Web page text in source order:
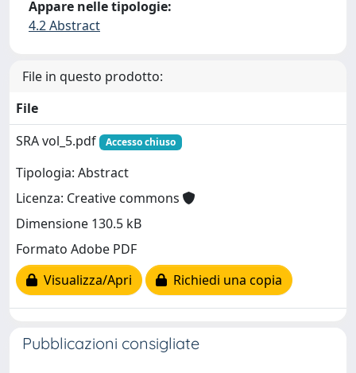
Appare nelle tipologie:
4.2 Abstract
File in questo prodotto:
File
SRA vol_5.pdf
Accesso chiuso
Tipologia: Abstract
Licenza: Creative commons
Dimensione 130.5 kB
Formato Adobe PDF
Visualizza/Apri
Richiedi una copia
Pubblicazioni consigliate